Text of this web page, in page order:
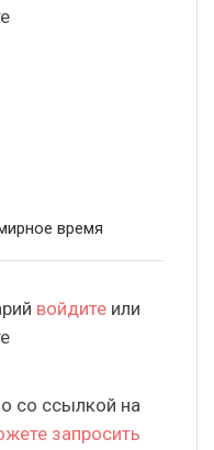
время
войдите или
со ссылкой на
запросить